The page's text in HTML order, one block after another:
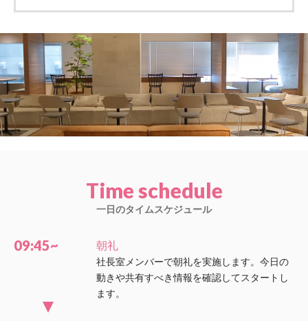
Time schedule
一日のタイムスケジュール
09:45~ 朝礼
社長室メンバーで朝礼を実施します。今日の
動きや共有すべき情報を確認してスタートし
ます。